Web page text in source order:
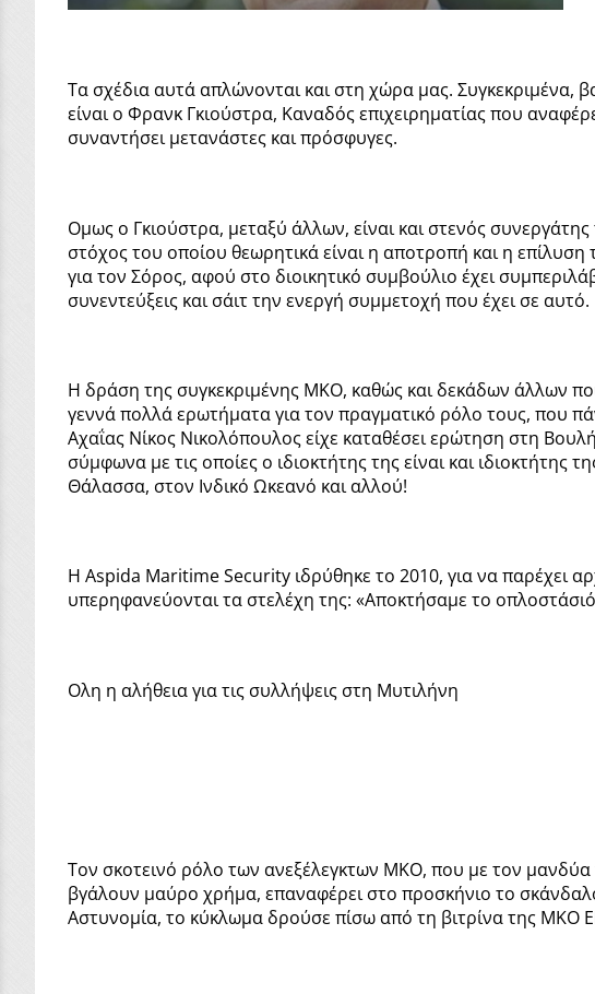
Τα σχέδια αυτά απλώνονται και στη χώρα μας. Συγκεκριμένα,
είναι ο Φρανκ Γκιούστρα, Καναδός επιχειρηματίας που
συναντήσει μετανάστες και πρόσφυγες.
Ομως ο Γκιούστρα, μεταξύ άλλων, είναι και στενός
στόχος του οποίου θεωρητικά είναι η αποτροπή και η
για τον Σόρος, αφού στο διοικητικό συμβούλιο έχει
συνεντεύξεις και σάιτ την ενεργή συμμετοχή που έχει σε αυτό.
Η δράση της συγκεκριμένης ΜΚΟ, καθώς και δεκάδων άλλων
γεννά πολλά ερωτήματα για τον πραγματικό ρόλο τους, που
Αχαΐας Νίκος Νικολόπουλος είχε καταθέσει ερώτηση στη
σύμφωνα με τις οποίες ο ιδιοκτήτης της είναι και
Θάλασσα, στον Ινδικό Ωκεανό και αλλού!
Η Aspida Maritime Security ιδρύθηκε το 2010, για να παρέχει
υπερηφανεύονται τα στελέχη της: «Αποκτήσαμε το
Ολη η αλήθεια για τις συλλήψεις στη Μυτιλήνη
Τον σκοτεινό ρόλο των ανεξέλεγκτων ΜΚΟ, που με τον
βγάλουν μαύρο χρήμα, επαναφέρει στο προσκήνιο το
Αστυνομία, το κύκλωμα δρούσε πίσω από τη βιτρίνα της ΜΚΟ